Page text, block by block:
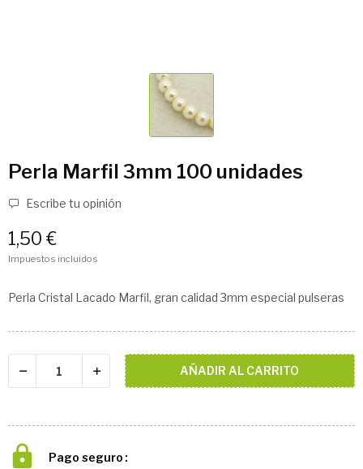
Perla Marfil 3mm 100 unidades
Escribe tu opinión
1,50 €
Impuestos incluidos
Perla Cristal Lacado Marfil, gran calidad 3mm especial pulseras
AÑADIR AL CARRITO
Pago seguro